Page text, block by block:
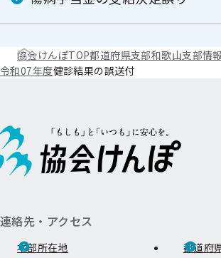
協会けんぽTOP都道府県支部和歌山支部情
令和07年度健診結果の誤送付
連絡先・アクセス
本部所在地 都道府